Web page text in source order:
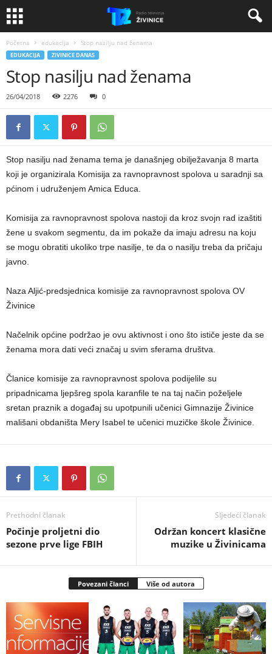
Početna edukacija Stop nasilju nad ženama
EDUKACIJA ZIVINICE DANAS
Stop nasilju nad ženama
26/04/2018 2276 0
Stop nasilju nad ženama tema je današnjeg obilježavanja 8 marta
koji je organizirala Komisija za ravnopravnost spolova u saradnji sa
pćinom i udruženjem Amica Educa.
Komisija za ravnopravnost spolova nastoji da kroz svojn rad izaštiti
žene u svakom segmentu, da im pokaže da imaju adresu na koju
se mogu obratiti ukoliko trpe nasilje, te da o nasilju treba da pričaju
javno.
Naza Aljić-predsjednica komisije za ravnopravnost spolova OV
Živinice
Načelnik općine podržao je ovu aktivnost i ono što ističe jeste da se
ženama mora dati veći značaj u svim sferama društva.
Članice komisije za ravnopravnost spolova podijelile su
pripadnicama ljepšreg spola karanfile te na taj način poželjele
sretan praznik a događaj su upotpunili učenici Gimnazije Živinice
mališani obdaništa Mery Isabel te učenici muzičke škole Živinice.
Prethodni članak
Počinje proljetni dio
sezone prve lige FBIH
Sljedeći članak
Održan koncert klasične
muzike u Živinicama
Povezani članci Više od autora